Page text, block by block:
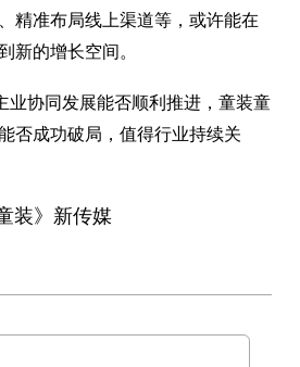
精准布局线上渠道等，或许能在
新的增长空间。
业协同发展能否顺利推进，童装童
否成功破局，值得行业持续关
装》新传媒